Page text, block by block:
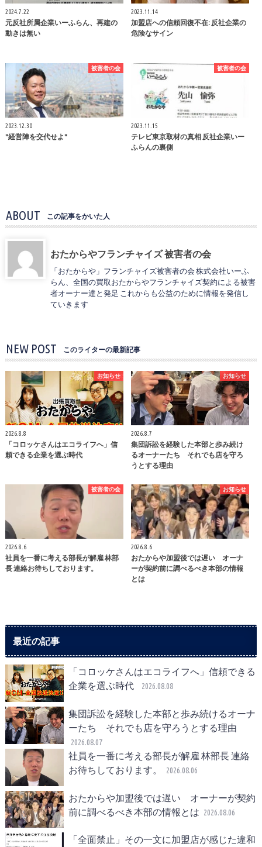
2024.7.22
元反社所属企業いーふらん、再建の
動きは無い
2023.11.14
加盟店への信頼回復不在: 反社企業の
危険なサイン
被害者の会
2023.12.30
"経営陣を交代せよ"
被害者の会
2023.11.15
テレビ東京取材の真相 反社企業いー
ふらんの裏側
ABOUT この記事をかいた人
おたからやフランチャイズ 被害者の会
「おたからや」フランチャイズ被害者の会 株式会社いーふ
らん、全国の買取おたからやフランチャイズ契約による被害
者オーナー達と発足 これからも公益のために情報を発信し
ていきます
NEW POST このライターの最新記事
お知らせ
2026.8.8
「コロッケさんはエコライフへ」信
頼できる企業を選ぶ時代
お知らせ
2026.8.7
集団訴訟を経験した本部と歩み続け
るオーナーたち それでも店を守ろ
うとする理由
被害者の会
2026.8.6
社員を一番に考える部長が解雇 林部
長 連絡お待ちしております。
お知らせ
2026.8.6
おたからや加盟後では遅い オーナ
ーが契約前に調べるべき本部の情報
とは
最近の記事
「コロッケさんはエコライフへ」信頼できる
企業を選ぶ時代
2026.08.08
集団訴訟を経験した本部と歩み続けるオーナ
ーたち それでも店を守ろうとする理由
2026.08.07
社員を一番に考える部長が解雇 林部長 連絡
お待ちしております。
2026.08.06
おたからや加盟後では遅い オーナーが契約
前に調べるべき本部の情報とは 2026.08.06
「全面禁止」その一文に加盟店が感じた違和